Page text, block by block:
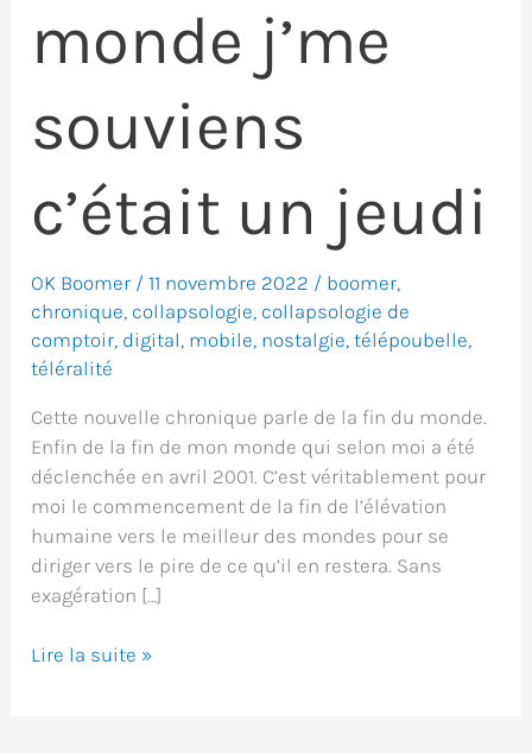
monde j’me
souviens
c’était un jeudi
OK Boomer /11 novembre 2022 / boomer,
chronique, collapsologie, collapsologie de
comptoir, digital, mobile, nostalgie,télépoubelle,
téléralité
Cette nouvelle chronique parle de la fin du monde.
Enfin de la fin de mon monde qui selon moi a été
déclenchée en avril 2001. C’est véritablement pour
moi le commencement de la fin de l’élévation
humaine vers le meilleur des mondes pour se
diriger vers le pire de ce qu’il en restera. Sans
exagération […]
La
Lire la suite »